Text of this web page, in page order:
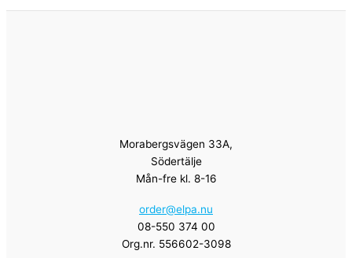
Morabergsvägen 33A,
Södertälje
Mån-fre kl. 8-16
order@elpa.nu
08-550 374 00
Org.nr. 556602-3098